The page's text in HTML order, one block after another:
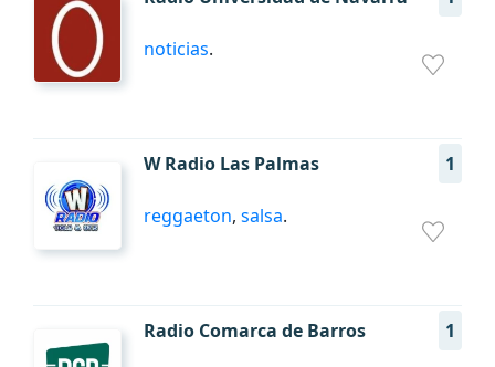
noticias.
W Radio Las Palmas 1
reggaeton, salsa.
Radio Comarca de Barros 1